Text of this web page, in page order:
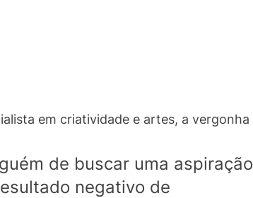
em criatividade e artes, a vergonha
de buscar uma aspiração
negativo de